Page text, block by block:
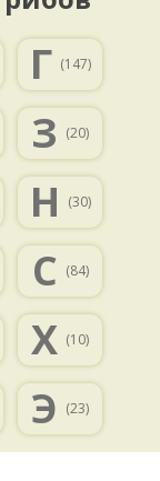
Г (147)
З (20)
Н (30)
С (84)
Х (10)
Э (23)